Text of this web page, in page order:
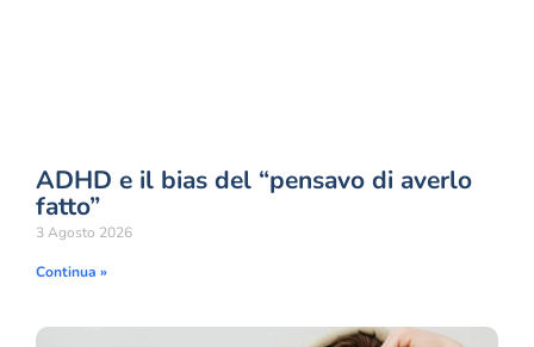
ADHD e il bias del “pensavo di averlo
fatto”
3 Agosto 2026
Continua »